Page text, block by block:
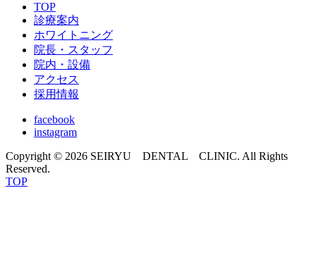
TOP
診療案内
ホワイトニング
院長・スタッフ
院内・設備
アクセス
採用情報
facebook
instagram
Copyright © 2026 SEIRYU DENTAL CLINIC. All Rights
Reserved.
TOP